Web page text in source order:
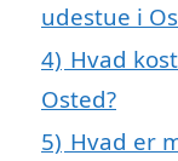
udestue i
4) Hvad
Osted?
5) Hvad er